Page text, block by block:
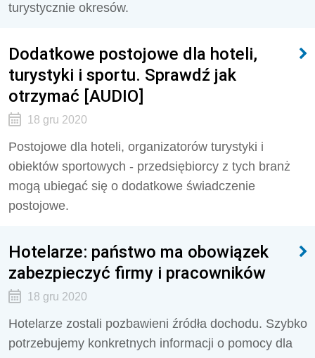
turystycznie okresów.
Dodatkowe postojowe dla hoteli,
turystyki i sportu. Sprawdź jak
otrzymać [AUDIO]
18 gru 2020
Postojowe dla hoteli, organizatorów turystyki i
obiektów sportowych - przedsiębiorcy z tych branż
mogą ubiegać się o dodatkowe świadczenie
postojowe.
Hotelarze: państwo ma obowiązek
zabezpieczyć firmy i pracowników
18 gru 2020
Hotelarze zostali pozbawieni źródła dochodu. Szybko
potrzebujemy konkretnych informacji o pomocy dla